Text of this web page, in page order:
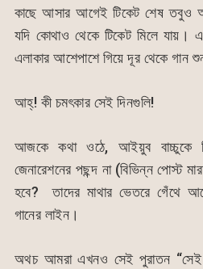
কাছে আসার আগেই টিকেট শেষ তবুও
যদি কোথাও থেকে টিকেট মিলে যায়।
এলাকার আশেপাশে গিয়ে দূর থেকে গান
আহ্! কী চমৎকার সেই দিনগুলি!
আজকে কথা ওঠে, আইয়ুব বাচ্চুকে
জেনারেশনের পছন্দ না (বিভিন্ন পোস্ট
হবে? তাদের মাথার ভেতরে গেঁথে
গানের লাইন।
অথচ আমরা এখনও সেই পুরাতন